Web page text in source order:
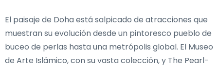
El paisaje de Doha está salpicado de atracciones que
muestran su evolución desde un pintoresco pueblo de
buceo de perlas hasta una metrópolis global. El Museo
de Arte Islámico, con su vasta colección, y The Pearl-